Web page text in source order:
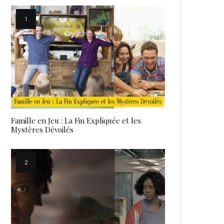
Famille en Jeu : La Fin Expliquée et les
Mystères Dévoilés